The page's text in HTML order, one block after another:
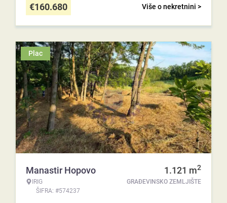
Više o nekretnini >
€160.680
Plac
Manastir Hopovo
IRIG
ŠIFRA: #574237
1.121 m2
GRAĐEVINSKO ZEMLJIŠTE